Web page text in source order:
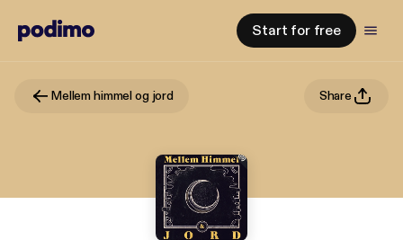
Start for free
Mellem himmel og jord Share